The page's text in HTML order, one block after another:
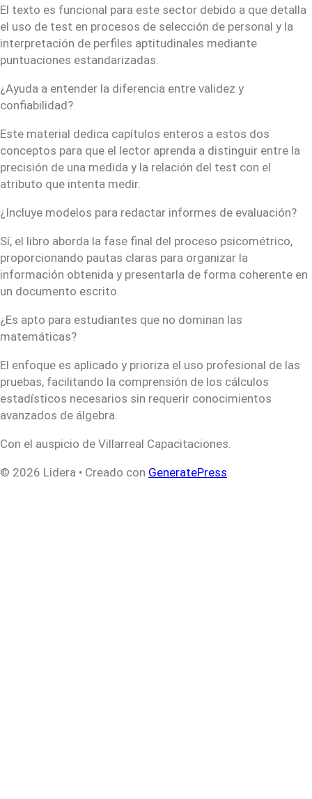
El texto es funcional para este sector debido a que detalla
el uso de test en procesos de selección de personal y la
interpretación de perfiles aptitudinales mediante
puntuaciones estandarizadas.
¿Ayuda a entender la diferencia entre validez y
confiabilidad?
Este material dedica capítulos enteros a estos dos
conceptos para que el lector aprenda a distinguir entre la
precisión de una medida y la relación del test con el
atributo que intenta medir.
¿Incluye modelos para redactar informes de evaluación?
Sí, el libro aborda la fase final del proceso psicométrico,
proporcionando pautas claras para organizar la
información obtenida y presentarla de forma coherente en
un documento escrito.
¿Es apto para estudiantes que no dominan las
matemáticas?
El enfoque es aplicado y prioriza el uso profesional de las
pruebas, facilitando la comprensión de los cálculos
estadísticos necesarios sin requerir conocimientos
avanzados de álgebra.
Con el auspicio de Villarreal Capacitaciones.
© 2026 Lidera • Creado con GeneratePress